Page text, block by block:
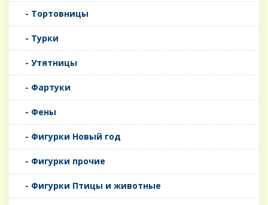
- Тортовницы
- Турки
- Утятницы
- Фартуки
- Фены
- Фигурки Новый год
- Фигурки прочие
- Фигурки Птицы и животные